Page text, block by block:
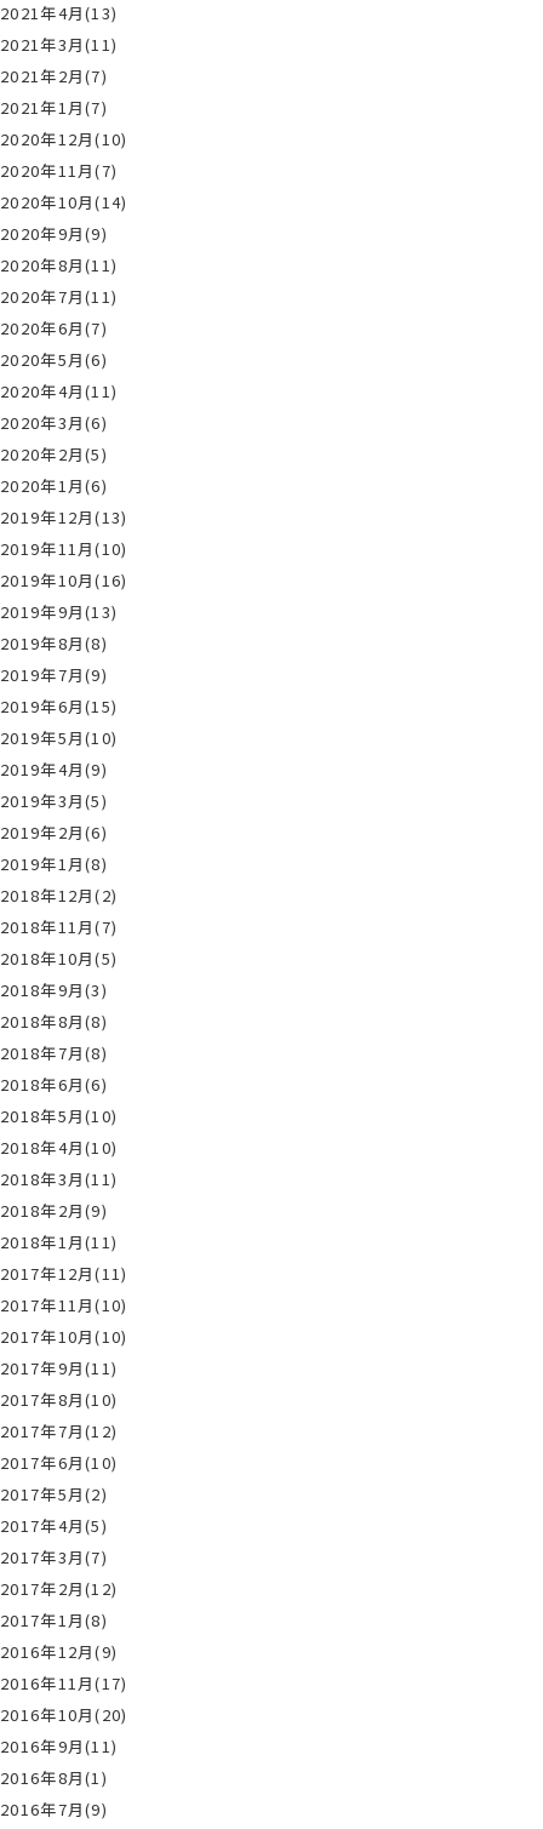
2021年4月(13)
2021年3月(11)
2021年2月(7)
2021年1月(7)
2020年12月(10)
2020年11月(7)
2020年10月(14)
2020年9月(9)
2020年8月(11)
2020年7月(11)
2020年6月(7)
2020年5月(6)
2020年4月(11)
2020年3月(6)
2020年2月(5)
2020年1月(6)
2019年12月(13)
2019年11月(10)
2019年10月(16)
2019年9月(13)
2019年8月(8)
2019年7月(9)
2019年6月(15)
2019年5月(10)
2019年4月(9)
2019年3月(5)
2019年2月(6)
2019年1月(8)
2018年12月(2)
2018年11月(7)
2018年10月(5)
2018年9月(3)
2018年8月(8)
2018年7月(8)
2018年6月(6)
2018年5月(10)
2018年4月(10)
2018年3月(11)
2018年2月(9)
2018年1月(11)
2017年12月(11)
2017年11月(10)
2017年10月(10)
2017年9月(11)
2017年8月(10)
2017年7月(12)
2017年6月(10)
2017年5月(2)
2017年4月(5)
2017年3月(7)
2017年2月(12)
2017年1月(8)
2016年12月(9)
2016年11月(17)
2016年10月(20)
2016年9月(11)
2016年8月(1)
2016年7月(9)